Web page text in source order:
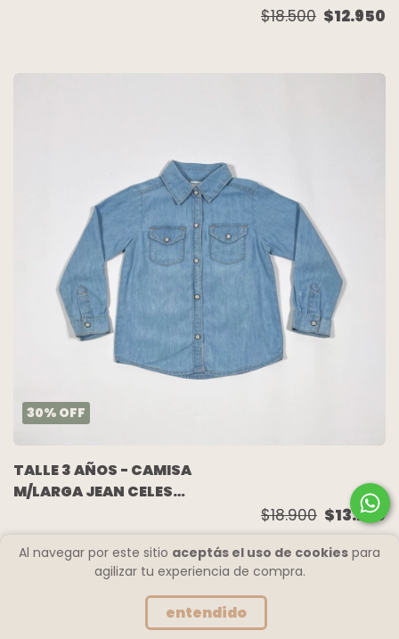
Al navegar por este sitio aceptás el uso de cookies para
agilizar tu experiencia de compra.
entendido
$18.500 $12.950
30% OFF
TALLE 3 AÑOS - CAMISA
M/LARGA JEAN CELESTE
$18.900 $13.230